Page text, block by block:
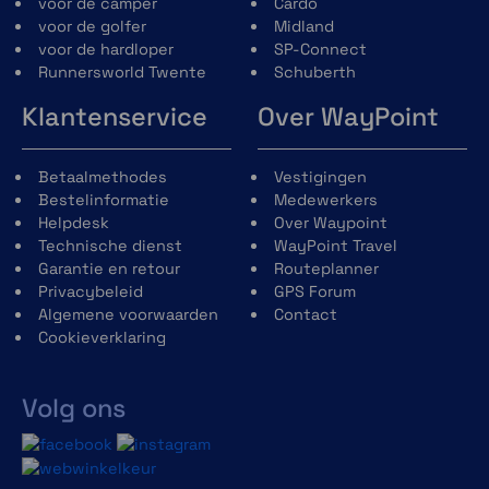
smartphone voor navigatie op uw fiets en houd altijd
de route in de gaten. Maximale veiligheid en gewoon
praktisch.
CNC-gefreesd uit aluminium van
vliegtuigkwaliteit
Mobiele telefoon kan staand of liggend worden
bevestigd
Superstabiele 360°-verstelling in 6°-stappen
Met de oplaadbare antivibratiemodule kunt u deze
trillingen tot 60% verminderen dankzij de speciaal
ontwikkelde elastomeer inlay. Tegelijkertijd kunt u
voor de golfer
voor de hardloper
Runnersworld Twente
Midland
SP-Connect
Schuberth
Klantenservice
Betaalmethodes
Bestelinformatie
Helpdesk
Technische dienst
Garantie en retour
Privacybeleid
Algemene voorwaarden
Cookieverklaring
Volg ons
Over WayPoint
Vestigingen
Medewerkers
Over Waypoint
WayPoint Travel
Routeplanner
GPS Forum
Contact